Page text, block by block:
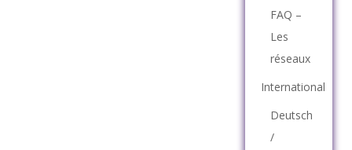
FAQ –
Les
réseaux
International
Deutsch
/